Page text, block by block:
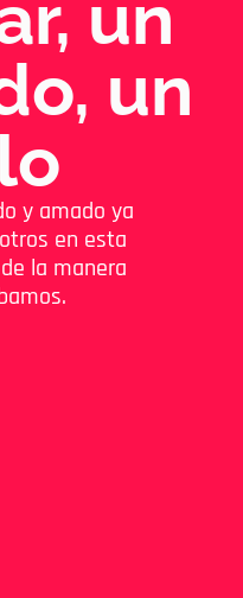
un
un
y amado ya
en esta
la manera